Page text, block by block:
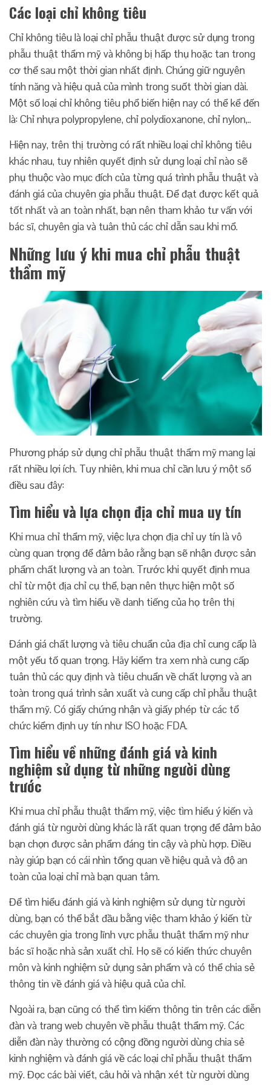
Các loại chỉ không tiêu
Chỉ không tiêu là loại chỉ phẫu thuật được sử dụng trong
phẫu thuật thẩm mỹ và không bị hấp thụ hoặc tan trong
cơ thể sau một thời gian nhất định. Chúng giữ nguyên
tính năng và hiệu quả của mình trong suốt thời gian dài.
Một số loại chỉ không tiêu phổ biến hiện nay có thể kể đến
là: Chỉ nhựa polypropylene, chỉ polydioxanone, chỉ nylon,..
Hiện nay, trên thị trường có rất nhiều loại chỉ không tiêu
khác nhau, tuy nhiên quyết định sử dụng loại chỉ nào sẽ
phụ thuộc vào mục đích của từng quá trình phẫu thuật và
đánh giá của chuyên gia phẫu thuật. Để đạt được kết quả
tốt nhất và an toàn nhất, bạn nên tham khảo tư vấn với
bác sĩ, chuyên gia và tuân thủ các chỉ dẫn sau khi mổ.
Những lưu ý khi mua chỉ phẫu thuật
thẩm mỹ
Phương pháp sử dụng chỉ phẫu thuật thẩm mỹ mang lại
rất nhiều lợi ích. Tuy nhiên, khi mua chỉ cần lưu ý một số
điều sau đây:
Tìm hiểu và lựa chọn địa chỉ mua uy tín
Khi mua chỉ thẩm mỹ, việc lựa chọn địa chỉ uy tín là vô
cùng quan trọng để đảm bảo rằng bạn sẽ nhận được sản
phẩm chất lượng và an toàn. Trước khi quyết định mua
chỉ từ một địa chỉ cụ thể, bạn nên thực hiện một số
nghiên cứu và tìm hiểu về danh tiếng của họ trên thị
trường.
Đánh giá chất lượng và tiêu chuẩn của địa chỉ cung cấp là
một yếu tố quan trọng. Hãy kiểm tra xem nhà cung cấp
tuân thủ các quy định và tiêu chuẩn về chất lượng và an
toàn trong quá trình sản xuất và cung cấp chỉ phẫu thuật
thẩm mỹ. Có giấy chứng nhận và giấy phép từ các tổ
chức kiểm định uy tín như ISO hoặc FDA.
Tìm hiểu về những đánh giá và kinh
nghiệm sử dụng từ những người dùng
trước
Khi mua chỉ phẫu thuật thẩm mỹ, việc tìm hiểu ý kiến và
đánh giá từ người dùng khác là rất quan trọng để đảm bảo
bạn chọn được sản phẩm đáng tin cậy và phù hợp. Điều
này giúp bạn có cái nhìn tổng quan về hiệu quả và độ an
toàn của loại chỉ mà bạn quan tâm.
Để tìm hiểu đánh giá và kinh nghiệm sử dụng từ người
dùng, bạn có thể bắt đầu bằng việc tham khảo ý kiến từ
các chuyên gia trong lĩnh vực phẫu thuật thẩm mỹ như
bác sĩ hoặc nhà sản xuất chỉ. Họ sẽ có kiến thức chuyên
môn và kinh nghiệm sử dụng sản phẩm và có thể chia sẻ
thông tin về đánh giá và hiệu quả của chỉ.
Ngoài ra, bạn cũng có thể tìm kiếm thông tin trên các diễn
đàn và trang web chuyên về phẫu thuật thẩm mỹ. Các
diễn đàn này thường có cộng đồng người dùng chia sẻ
kinh nghiệm và đánh giá về các loại chỉ phẫu thuật thẩm
mỹ. Đọc các bài viết, câu hỏi và nhận xét từ người dùng